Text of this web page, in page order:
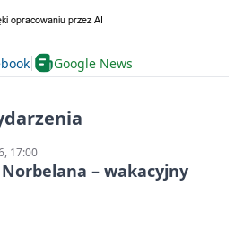
Google News
17:00
– wakacyjny